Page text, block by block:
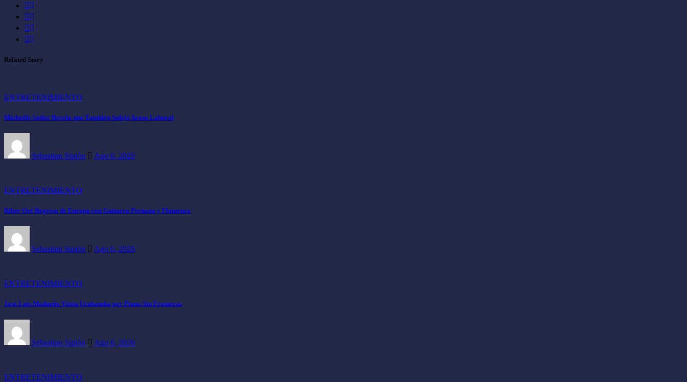
Related Story
ENTRETENIMIENTO
Micheille Soifer Revela que También Sufrió Acoso Laboral
Sebastian Sipión Ago 6, 2026
ENTRETENIMIENTO
Riber Oré Regresa de Europa con Guitarra Peruana y Flamenco
Sebastian Sipión Ago 6, 2026
ENTRETENIMIENTO
José Luis Madueño Visita Urubamba por Piano Sin Fronteras
Sebastian Sipión Ago 6, 2026
ENTRETENIMIENTO